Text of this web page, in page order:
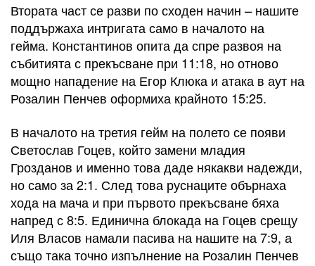
Втората част се разви по сходен начин – нашите
поддържаха интригата само в началото на
гейма. Константинов опита да спре развоя на
събитията с прекъсване при 11:18, но отново
мощно нападение на Егор Клюка и атака в аут на
Розалин Пенчев оформиха крайното 15:25.
В началото на третия гейм на полето се появи
Светослав Гоцев, който замени младия
Грозданов и именно това даде някакви надежди,
но само за 2:1. След това руснаците обърнаха
хода на мача и при първото прекъсване бяха
напред с 8:5. Единична блокада на Гоцев срещу
Иля Власов намали пасива на нашите на 7:9, а
също така точно изпълнение на Розалин Пенчев